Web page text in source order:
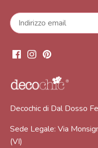
Decochic di Dal Dosso
Sede Legale: Via
(VI)